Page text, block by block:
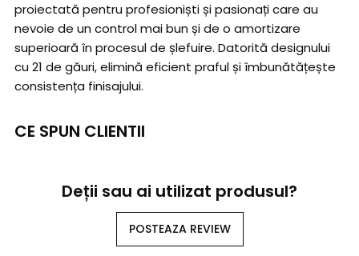
proiectată pentru profesioniști și pasionați care au
nevoie de un control mai bun și de o amortizare
superioară în procesul de șlefuire. Datorită designului
cu 21 de găuri, elimină eficient praful și îmbunătățește
consistența finisajului.
CE SPUN CLIENTII
Deții sau ai utilizat produsul?
POSTEAZA REVIEW